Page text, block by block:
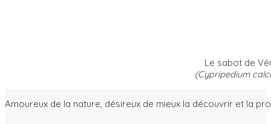
Le sabot de
(Cypripedium
Amoureux de la nature, désireux de mieux la découvrir et la